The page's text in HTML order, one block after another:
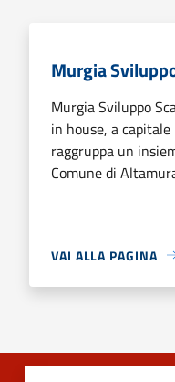
Murgia
Murgia Sviluppo
in house, a
raggruppa un
Comune di
VAI ALLA PAGINA